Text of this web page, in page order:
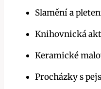
Slamění a
Knihovnická
Keramické
Procházky s